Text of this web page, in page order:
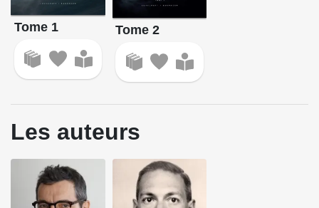
Tome 1 Tome 2
Les auteurs